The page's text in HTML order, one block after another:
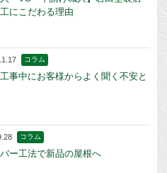
にこだわる理由
コラム
事中にお客様からよく聞く不安と
コラム
ー工法で新品の屋根へ